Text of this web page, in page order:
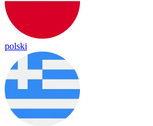
polski